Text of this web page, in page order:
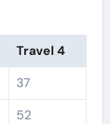
Travel 4
37
52